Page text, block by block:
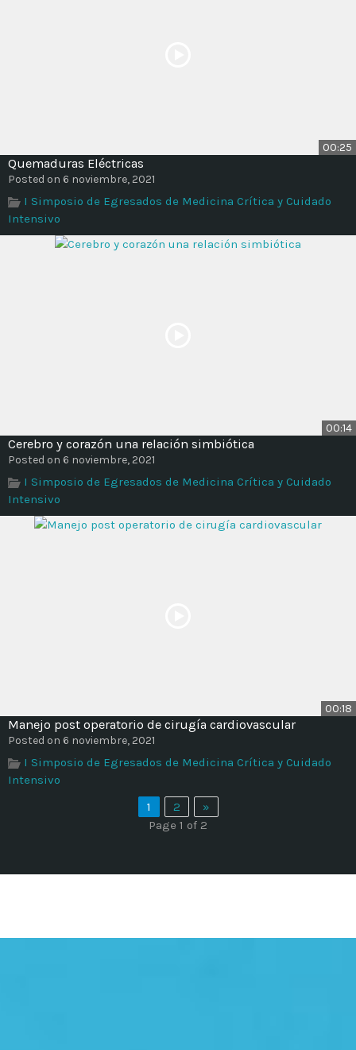
00:25
Quemaduras Eléctricas
Posted on 6 noviembre, 2021
I Simposio de Egresados de Medicina Crítica y Cuidado
Intensivo
00:14
Cerebro y corazón una relación simbiótica
Posted on 6 noviembre, 2021
I Simposio de Egresados de Medicina Crítica y Cuidado
Intensivo
00:18
Manejo post operatorio de cirugía cardiovascular
Posted on 6 noviembre, 2021
I Simposio de Egresados de Medicina Crítica y Cuidado
Intensivo
1
2
»
Page 1 of 2